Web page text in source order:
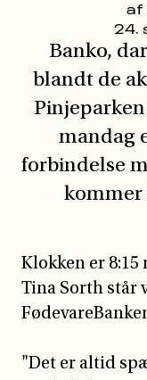
Banko,
blandt de
mandag
forbindelse
kommer
Klokken er
Tina Sorth står
"Det er altid